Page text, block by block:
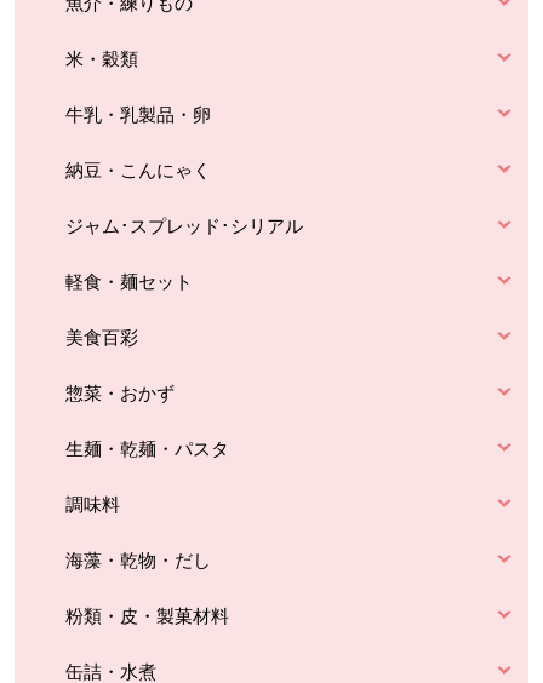
米・穀類
牛乳・乳製品・卵
納豆・こんにゃく
ジャム･スプレッド･シリアル
軽食・麺セット
美食百彩
惣菜・おかず
生麺・乾麺・パスタ
調味料
海藻・乾物・だし
粉類・皮・製菓材料
缶詰・水煮